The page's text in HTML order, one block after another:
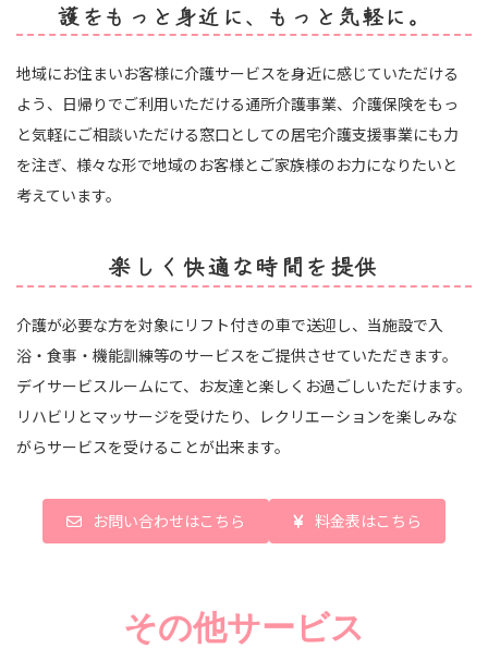
護をもっと身近に、もっと気軽に。
地域にお住まいお客様に介護サービスを身近に感じていただける
よう、日帰りでご利用いただける通所介護事業、介護保険をもっ
と気軽にご相談いただける窓口としての居宅介護支援事業にも力
を注ぎ、様々な形で地域のお客様とご家族様のお力になりたいと
考えています。
楽しく快適な時間を提供
介護が必要な方を対象にリフト付きの車で送迎し、当施設で入
浴・食事・機能訓練等のサービスをご提供させていただきます。
デイサービスルームにて、お友達と楽しくお過ごしいただけます。
リハビリとマッサージを受けたり、レクリエーションを楽しみな
がらサービスを受けることが出来ます。
お問い合わせはこちら 料金表はこちら
その他サービス